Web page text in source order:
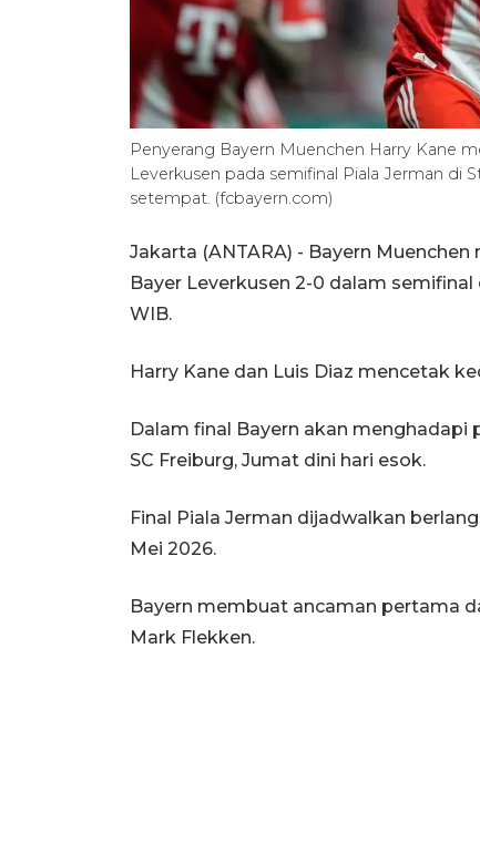
Penyerang Bayern Muenchen Harry Kane
Leverkusen pada semifinal Piala Jerman di
setempat. (fcbayern.com)
Jakarta (ANTARA) - Bayern
Bayer Leverkusen 2-0 dalam
WIB.
Harry Kane dan Luis Diaz mencetak
Dalam final Bayern akan
SC Freiburg, Jumat dini hari esok.
Final Piala Jerman dijadwalkan
Mei 2026.
Bayern membuat ancaman pertama
Mark Flekken.